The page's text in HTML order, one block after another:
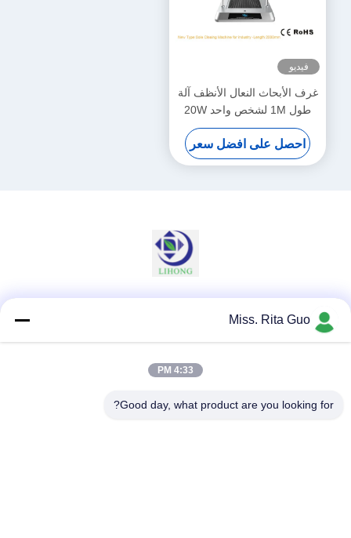
فيديو
غرف الأبحاث النعال الأنظف آلة
طول 1M لشخص واحد 20W
احصل على افضل سعر
وسائل التواصل الاجتماعيMiss. Rita Guo
4:33 PM
Good day, what product are you looking for?